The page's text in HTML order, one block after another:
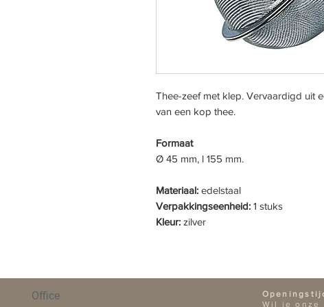
Thee-zeef met klep. Vervaardigd uit
van een kop thee.
Formaat
Ø 45 mm, l 155 mm.
Materiaal: edelstaal
Verpakkingseenheid: 1 stuks
Kleur: zilver
Office
Wil je onze